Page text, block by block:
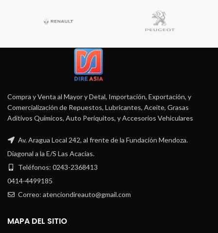
Compra y Venta al Mayor y Detal, Importación, Exportación, y
Comercialización de Repuestos, Lubricantes, Aceite, Grasas
Aditivos Químicos, Auto Periquitos, y Accesorios Vehiculares
Av. Aragua Local 242, al frente de la Fundación Mendoza.
Diagonal a la E/S Las Acacias.
Teléfonos: 0243-2368413
0414-4499185
Correo: atenciondireauto@gmail.com
MAPA DEL SITIO